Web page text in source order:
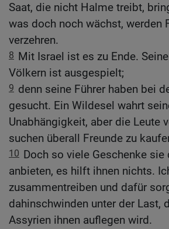
Saat, die nicht Halme treibt,
was doch noch wächst, werden
verzehren.
8 Mit Israel ist es zu Ende.
Völkern ist ausgespielt;
9 denn seine Führer haben bei
gesucht. Ein Wildesel wahrt
Unabhängigkeit, aber die Leute
suchen überall Freunde zu
10 Doch so viele Geschenke sie
anbieten, es hilft ihnen nichts.
zusammentreiben und dafür
dahinschwinden unter der Last,
Assyrien ihnen auflegen wird.